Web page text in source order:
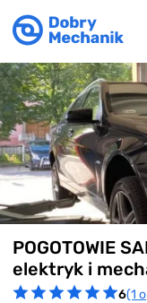
POGOTOWIE
elektryk i
6(1